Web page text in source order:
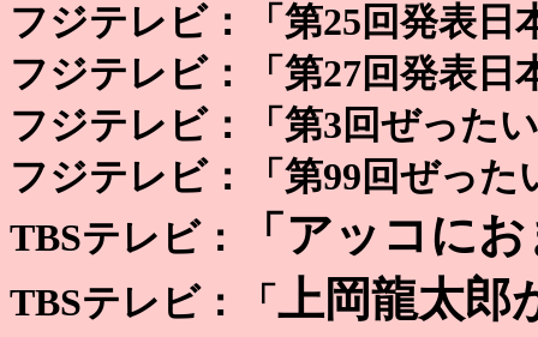
フジテレビ：「第25回発表日
フジテレビ：「第27回発表日
フジテレビ：「第3回ぜった
フジテレビ：「第99回ぜっ
TBSテレビ：
「アッコに
TBSテレビ：「 上岡龍太郎